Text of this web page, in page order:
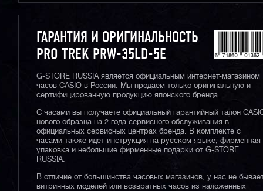
ГАРАНТИЯ И ОРИГИНАЛЬНОСТЬ
PRO TREK PRW-35LD-5E
G-STORE RUSSIA является официальным интернет-магазином
часов CASIO в России. Мы продаем только оригинальную и
сертифицированную продукцию японского бренда.
С часами вы получаете официальный гарантийный талон
нового образца на 2 года сервисного обслуживания в
официальных сервисных центрах бренда. В комплекте с
часами также идет инструкция на русском языке, фирменная
упаковка и небольшие фирменные подарки от G-STORE
RUSSIA.
В отличие от большинства часовых магазинов, у нас не
витринных моделей или возвратных часов из наложенных